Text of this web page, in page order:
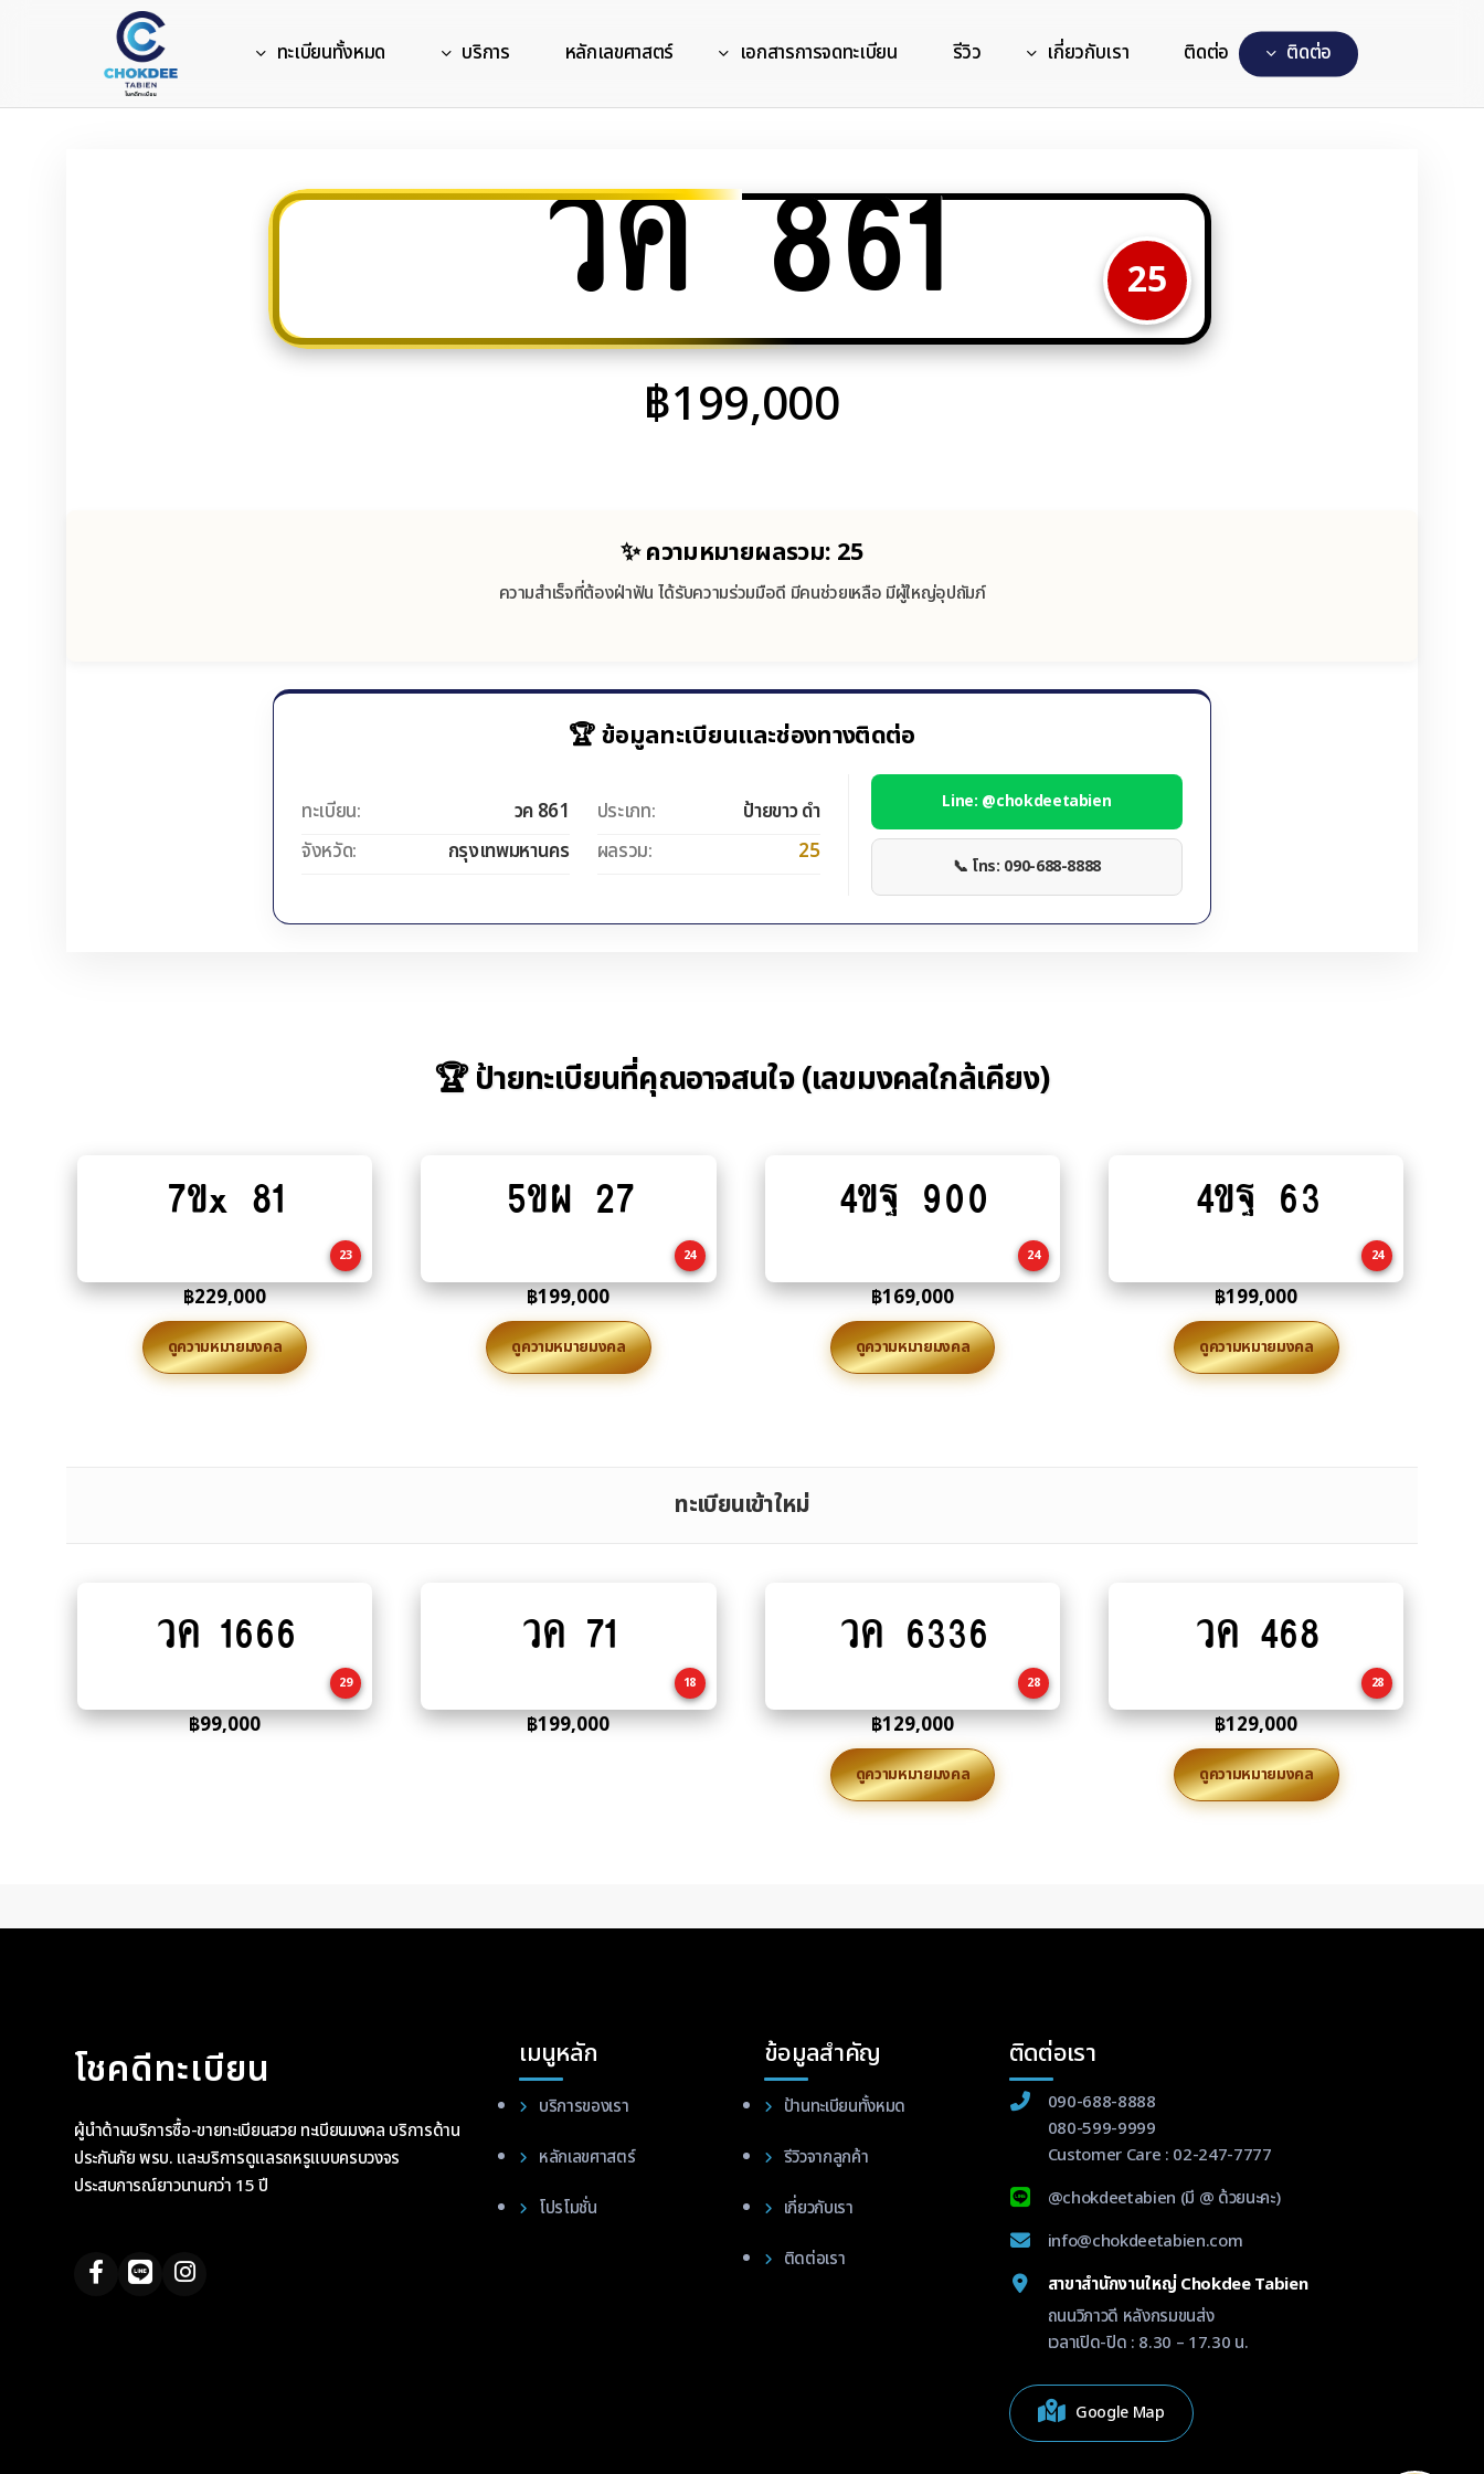
content
ทะเบียนทั้งหมด บริการ หลักเลขศาสตร์ เอกสารการจดทะเบียน รีวิว เกี่ยวกับเรา ติดต่อ ตดตอ
วค 861 25
฿199,000
✨ ความหมายผลรวม: 25
ความสำเร็จที่ต้องฝ่าฟัน ได้รับความร่วมมือดี มีคนช่วยเหลือ มีผู้ใหญ่อุปถัมภ์
🏆 ข้อมูลทะเบียนและช่องทางติดต่อ
ทะเบียน:
วค 861
จังหวัด:
กรุงเทพมหานคร
ประเภท:
ป้ายขาว ดำ
ผลรวม:
25
Line: @chokdeetabien
📞 โทร: 090-688-8888
🏆 ป้ายทะเบียนที่คุณอาจสนใจ (เลขมงคลใกล้เคียง)
Add
to
7ขx 81
23
฿229,000
ดูความหมายมงคล
Add
to
5ขผ 27
24
฿199,000
ดูความหมายมงคล
Add
to
4ขฐ 900
24
฿169,000
ดูความหมายมงคล
Add
to
4ขฐ 63
24
฿199,000
ดูความหมายมงคล
ทะเบียนเข้าใหม่
to
วค 1666
29
฿99,000
to
วค 71
18
฿199,000
to
วค 6336
28
฿129,000
ดูความหมายมงคล
to
วค 468
28
฿129,000
ดูความหมายมงคล
โชคดีทะเบียน
ผู้นำด้านบริการซื้อ-ขายทะเบียนสวย ทะเบียนมงคล บริการด้าน
ประกันภัย พรบ. และบริการดูแลรถหรูแบบครบวงจร
ประสบการณ์ยาวนานกว่า 15 ปี
เมนูหลัก
บริการของเรา
หลักเลขศาสตร์
โปรโมชั่น
ข้อมูลสำคัญ
ป้านทะเบียนทั้งหมด
รีวิวจากลูกค้า
เกี่ยวกับเรา
ติดต่อเรา
ติดต่อเรา
090-688-8888
080-599-9999
Customer Care : 02-247-7777
@chokdeetabien (มี @ ด้วยนะคะ)
info@chokdeetabien.com
สาขาสำนักงานใหญ่ Chokdee Tabien
ถนนวิภาวดี หลังกรมขนส่ง
เวลาเปิด-ปิด : 8.30 – 17.30 น.
Google Map